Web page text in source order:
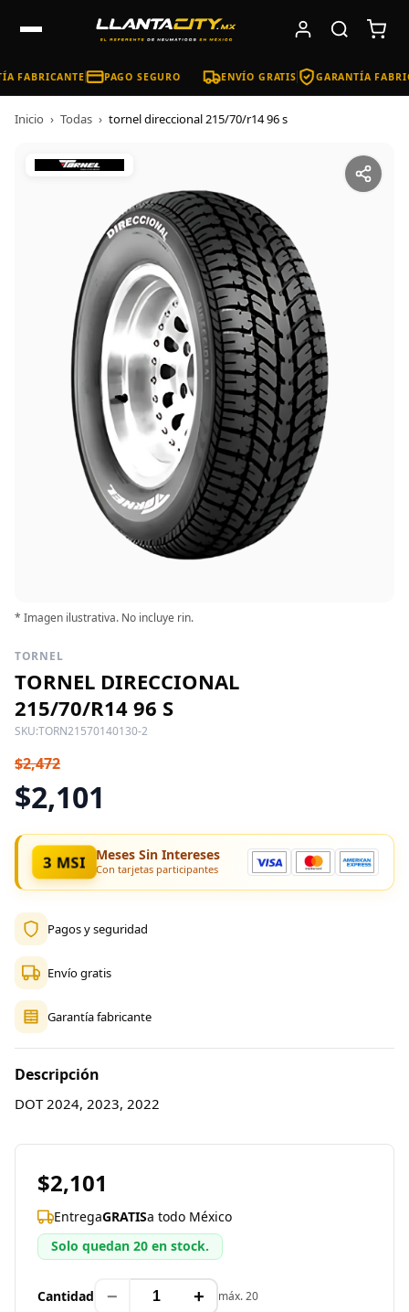
FABRICANTE PAGO SEGURO ENVÍO GRATIS GARANTÍA
Inicio › Todas › tornel direccional 215/70/r14 96 s
* Imagen ilustrativa. No incluye rin.
TORNEL
TORNEL DIRECCIONAL
215/70/R14 96 S
SKU:TORN21570140130-2
$2,472
$2,101
3 MSI Meses Sin Intereses
Con tarjetas participantes
Pagos y seguridad
Envío gratis
Garantía fabricante
Descripción
DOT 2024, 2023, 2022
$2,101
EntregaGRATISa todo México
Solo quedan 20 en stock.
Cantidad − + máx. 20